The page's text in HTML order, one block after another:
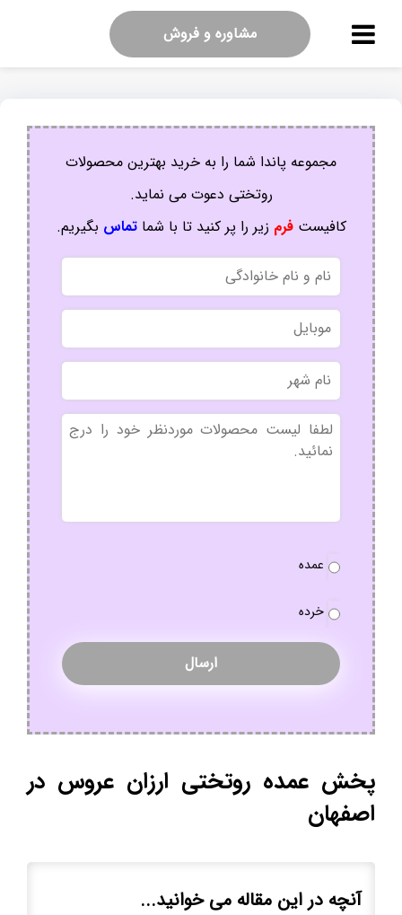
مشاوره و فروش
مجموعه پاندا شما را به خرید بهترین محصولات
روتختی دعوت می نماید.
کافیستفرم زیر را پر کنید تا با شماتماس بگیریم.
نام
و
نام
خانوادگی
موبایل
نام
شهر
بدون
عنوان
نوع
عمده
خرده
پخش عمده روتختی ارزان عروس در
اصفهان
آنچه در این مقاله می خوانید...